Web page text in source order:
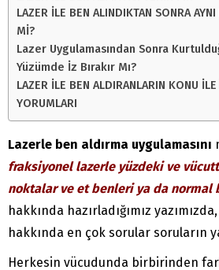
LAZER İLE BEN ALINDIKTAN SONRA
Mİ?
Lazer Uygulamasından Sonra
Yüzümde İz Bırakır Mı?
LAZER İLE BEN ALDIRANLARIN KONU
YORUMLARI
Lazerle ben aldırma uygulamasını
fraksiyonel lazerle yüzdeki ve
noktalar ve et benleri ya da normal
hakkında hazırladığımız
hakkında en çok sorular soruların
Herkesin vücudunda birbirinden